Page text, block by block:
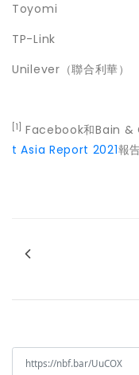
Toyomi
TP-Link
Unilever（聯合利華）
[1] Facebook和Bain
t Asia Report 2021報